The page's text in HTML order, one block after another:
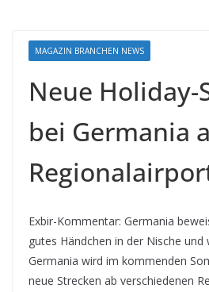
MAGAZIN BRANCHEN NEWS
Neue Holiday-
bei Germania
Exbir-Kommentar: Germania
gutes Händchen in der Nische und
Germania wird im kommenden
neue Strecken ab verschiedenen